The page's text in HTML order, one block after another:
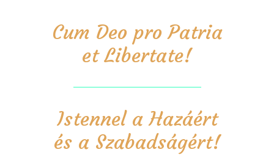
Cum Deo pro Patria
et Libertate!
Istennel a Hazáért
és a Szabadságért!